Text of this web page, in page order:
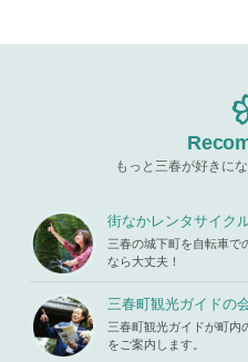
Warning: A
parts/picu
p.phpon li
ne19
up.phpon l
iharukoma.
com/public
_html/wp-c
ontent/the
mes/mihar
u/template-
parts/picu
p.phpon li
ne19
ma.com/pu
ttempt to re
ad property
"ID" on null
in/home/x
iharukoma.
com/public
_html/wp-c
もっと三春が好きに
街なかレンタサイク
三春の城下町を自転車で
なら大丈夫！
三春町観光ガイドの
三春町観光ガイドが町内
をご案内します。